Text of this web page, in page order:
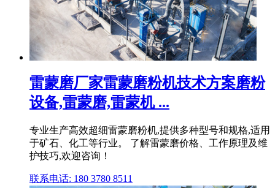
雷蒙磨厂家雷蒙磨粉机技术方案磨粉
设备,雷蒙磨,雷蒙机 ...
专业生产高效超细雷蒙磨粉机,提供多种型号和规格,适用
于矿石、化工等行业。 了解雷蒙磨价格、工作原理及维
护技巧,欢迎咨询！
联系电话: 180 3780 8511